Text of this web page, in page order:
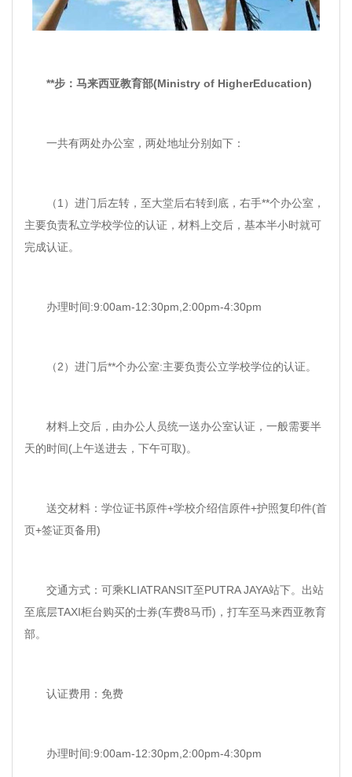
**步：马来西亚教育部(Ministry of HigherEducation)
一共有两处办公室，两处地址分别如下：
（1）进门后左转，至大堂后右转到底，右手**个办公室，
主要负责私立学校学位的认证，材料上交后，基本半小时就可
完成认证。
办理时间:9:00am-12:30pm,2:00pm-4:30pm
（2）进门后**个办公室:主要负责公立学校学位的认证。
材料上交后，由办公人员统一送办公室认证，一般需要半
天的时间(上午送进去，下午可取)。
送交材料：学位证书原件+学校介绍信原件+护照复印件(首
页+签证页备用)
交通方式：可乘KLIATRANSIT至PUTRA JAYA站下。出站
至底层TAXI柜台购买的士券(车费8马币)，打车至马来西亚教育
部。
认证费用：免费
办理时间:9:00am-12:30pm,2:00pm-4:30pm